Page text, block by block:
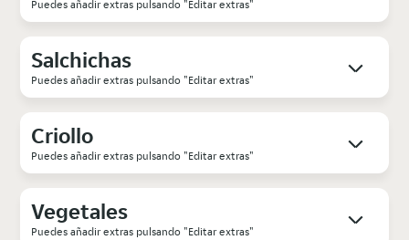
Puedes añadir extras pulsando "Editar extras"
Salchichas
Puedes añadir extras pulsando "Editar extras"
Criollo
Puedes añadir extras pulsando "Editar extras"
Vegetales
Puedes añadir extras pulsando "Editar extras"